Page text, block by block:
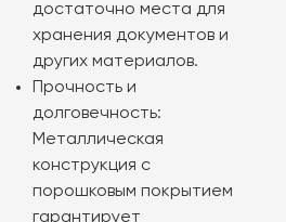
достаточно места для
хранения документов и
других материалов.
Прочность и
долговечность:
Металлическая
конструкция с
порошковым покрытием
гарантирует